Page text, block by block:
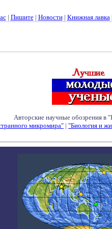
| Пишите| Новости| Книжная лавка|
Авторские научные обозрения в
микромира" | "Биология и